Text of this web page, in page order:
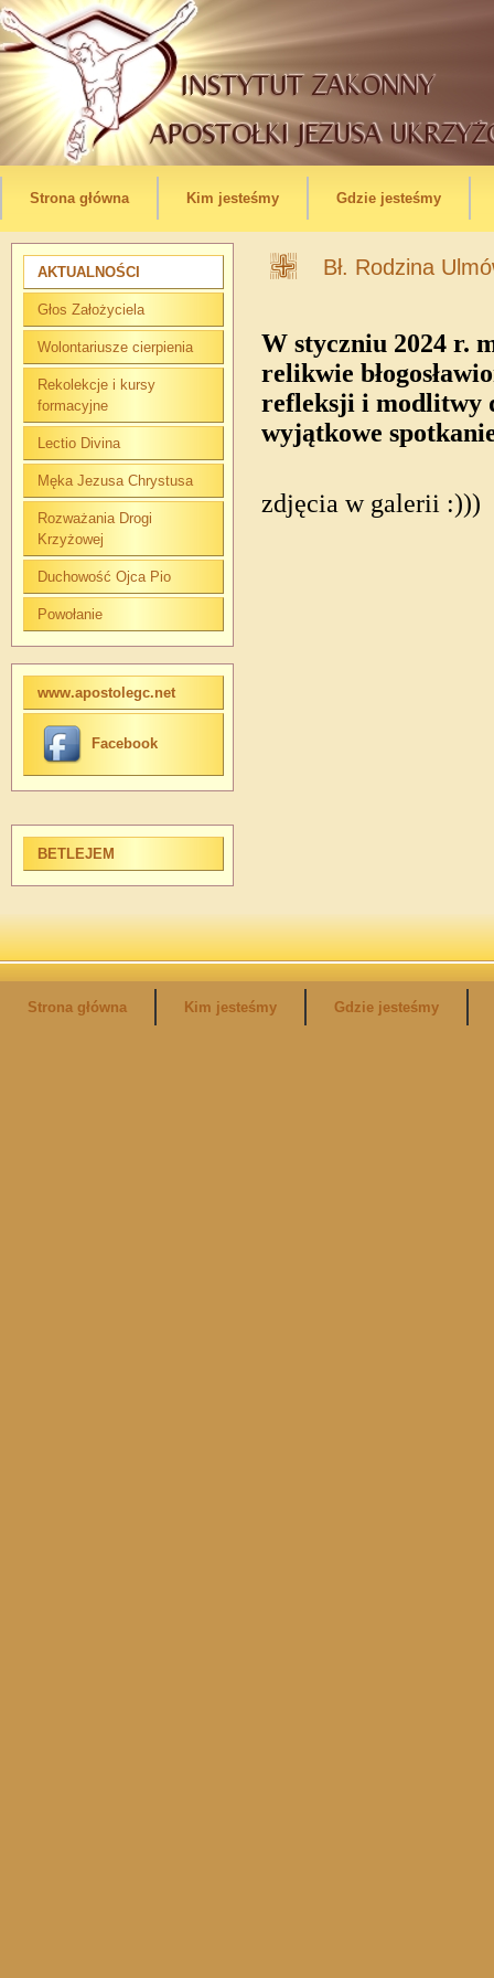
Strona główna Kim jesteśmy Gdzie jesteśmy
AKTUALNOŚCI
Głos Założyciela
Wolontariusze cierpienia
Rekolekcje i kursy
formacyjne
Lectio Divina
Męka Jezusa Chrystusa
Rozważania Drogi
Krzyżowej
Duchowość Ojca Pio
Powołanie
www.apostolegc.net
Facebook
BETLEJEM
Bł. Rodzina
W styczniu 2024 r.
relikwie
refleksji i modlitwy
wyjątkowe
zdjęcia w galerii :)))
Strona główna Kim jesteśmy Gdzie jesteśmy